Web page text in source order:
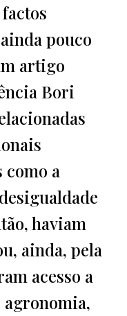
pouco
artigo
Bori
como a
haviam
ainda, pela
acesso a
agronomia,